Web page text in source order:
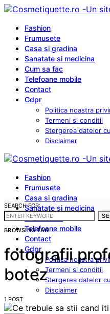
Fashion
Frumusete
Casa si gradina
Sanatate si medicina
Cum sa fac
Telefoane mobile
Contact
Gdpr
Politica noastra
Termeni si conditii
Stergerea datelor
Disclaimer
Fashion
Frumusete
Casa si gradina
Sanatate si medicina
Cum sa fac
Telefoane mobile
Contact
Gdpr
Politica noastra
Termeni si conditii
Stergerea datelor
Disclaimer
SEARCH FOR:
BROWSING TAG
fotografii
botez
1 POST